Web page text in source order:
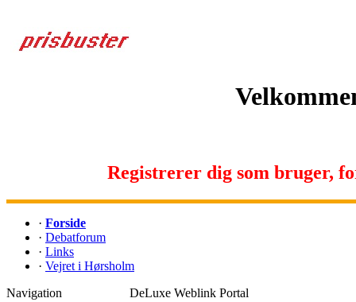
Registrerer dig som bruger,
· Forside
· Debatforum
· Links
· Vejret i Hørsholm
Navigation
DeLuxe Weblink Portal